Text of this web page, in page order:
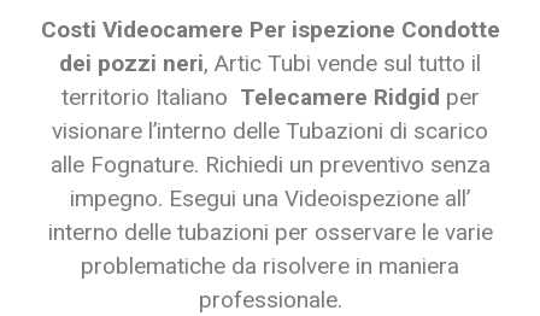
Costi Videocamere Per ispezione Condotte
dei pozzi neri, Artic Tubi vende sul tutto il
territorio Italiano Telecamere Ridgid per
visionare l’interno delle Tubazioni di scarico
alle Fognature. Richiedi un preventivo senza
impegno. Esegui una Videoispezione all’
interno delle tubazioni per osservare le varie
problematiche da risolvere in maniera
professionale.